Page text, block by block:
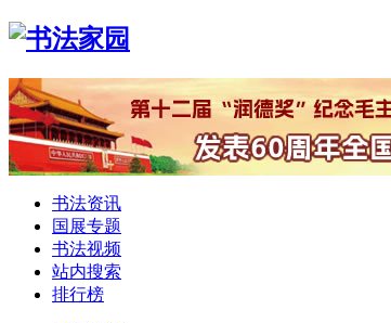
书法资讯
国展专题
书法视频
站内搜索
排行榜